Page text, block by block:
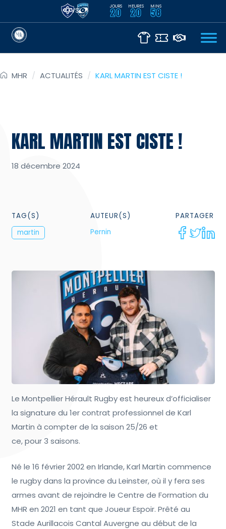
VS JOURS
20 HEURES
20 MINS
58
MHR / ACTUALITÉS / KARL MARTIN EST CISTE !
KARL MARTIN EST CISTE !
18 décembre 2024
TAG(S)
martin
AUTEUR(S)
Pernin
PARTAGER
Le Montpellier Hérault Rugby est heureux d’officialiser
la signature du 1er contrat professionnel de Karl
Martin à compter de la saison 25/26 et
ce, pour 3 saisons.
Né le 16 février 2002 en Irlande, Karl Martin commence
le rugby dans la province du Leinster, où il y fera ses
armes avant de rejoindre le Centre de Formation du
MHR en 2021 en tant que Joueur Espoir. Prêté au
Stade Aurillacois Cantal Auvergne au début de la